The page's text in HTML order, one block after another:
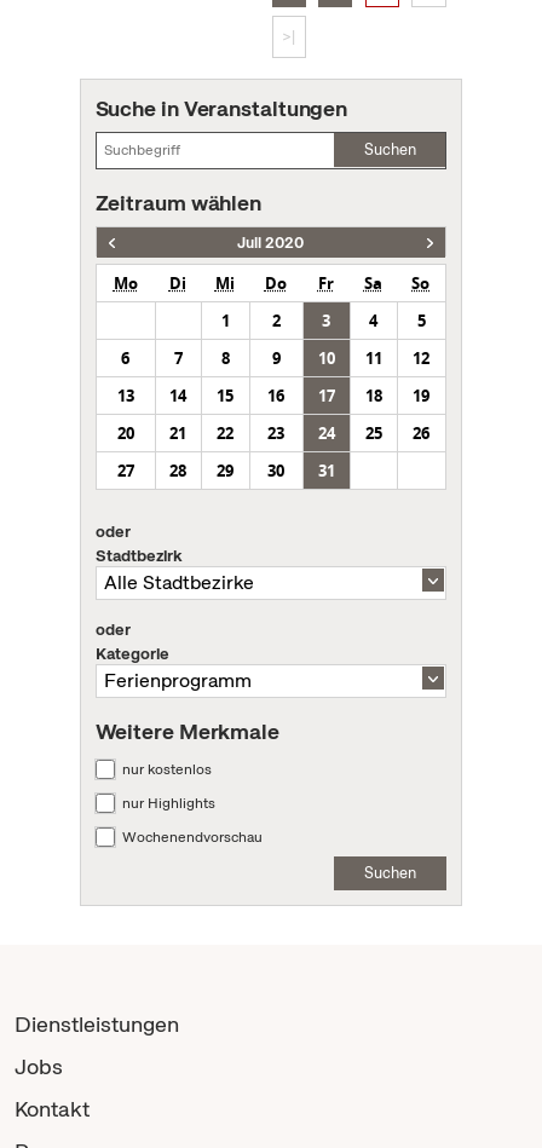
>|
Suche in Veranstaltungen
Suchen
Zeitraum wählen
Juli 2020
Mo Di Mi Do Fr Sa
So
1
2 3 4
5
6
7 8 9 10 11
12
13
14 15 16 17 18
19
20
21 22 23 24 25
26
27
28 29 30 31
oder
Stadtbezirk
oder
Kategorie
Weitere Merkmale
nur kostenlos
nur Highlights
Wochenendvorschau
Suchen
Dienstleistungen
Jobs
Kontakt